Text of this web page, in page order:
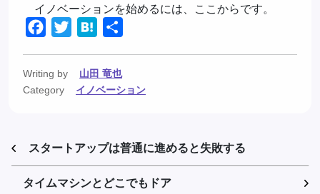
イノベーションを始めるには、ここからです。
FacebookTwitterHatena
Writing by
山田 竜也
Category
イノベーション
スタートアップは普通に進めると失敗する
タイムマシンとどこでもドア